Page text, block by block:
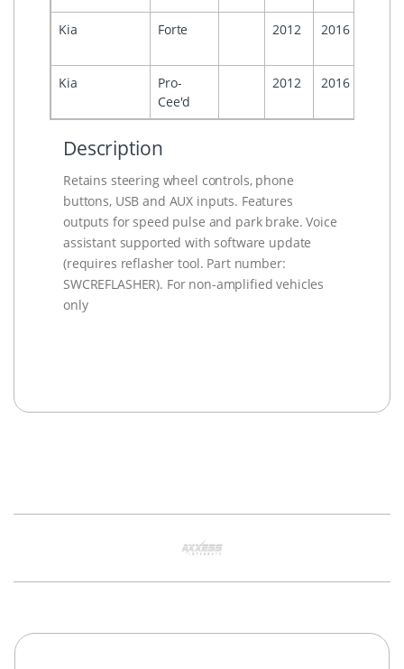
Kia Forte 2012 2016
Kia
Pro-
Cee'd
2012 2016
Description
Retains steering wheel controls, phone
buttons, USB and AUX inputs. Features
outputs for speed pulse and park brake. Voice
assistant supported with software update
(requires reflasher tool. Part number:
SWCREFLASHER). For non-amplified vehicles
only